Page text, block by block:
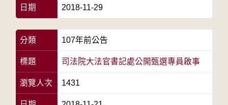
日期 2018-11-29
分類 107年前公告
標題 司法院大法官書記處公開甄選專員啟事
瀏覽人次 1431